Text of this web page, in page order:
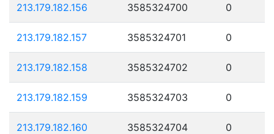
213.179.182.156 3585324700 0
213.179.182.157 3585324701 0
213.179.182.158 3585324702 0
213.179.182.159 3585324703 0
213.179.182.160 3585324704 0